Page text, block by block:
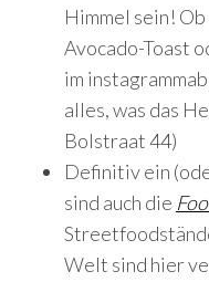
Himmel sein!
Avocado-Toast
im
alles, was das
Bolstraat 44)
Definitiv ein
sind auch die
Welt sind hier